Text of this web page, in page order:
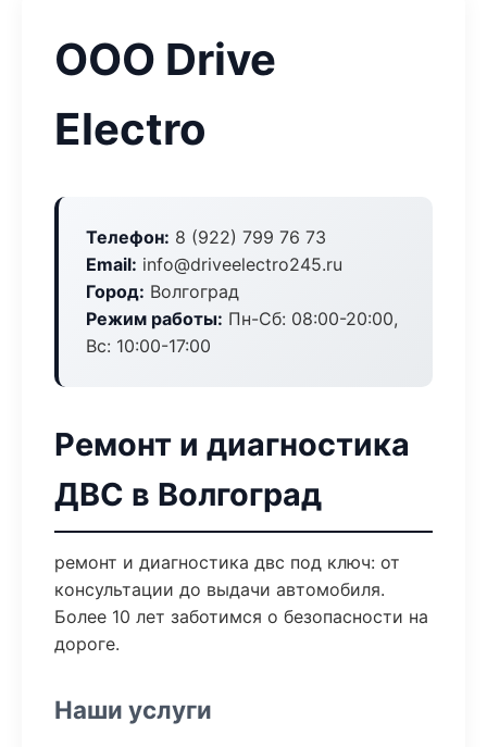
ООО Drive
Electro
Телефон: 8 (922) 799 76 73
Email: info@driveelectro245.ru
Город: Волгоград
Режим работы: Пн-Сб: 08:00-20:00,
Вс: 10:00-17:00
Ремонт и диагностика
ДВС в Волгоград
ремонт и диагностика двс под ключ: от
консультации до выдачи автомобиля.
Более 10 лет заботимся о безопасности на
дороге.
Наши услуги